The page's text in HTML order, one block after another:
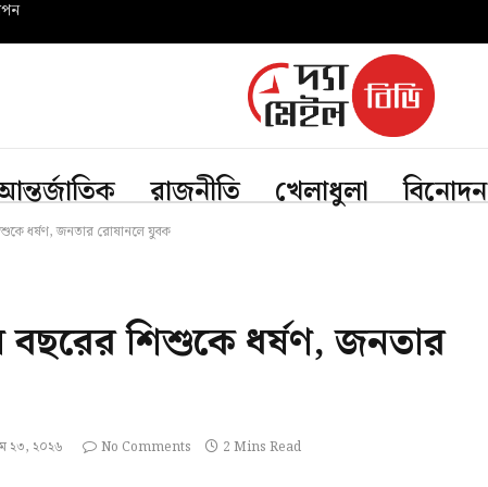
রাজনীতি খেলাধুলা বিনোদন
ধর্ষণ, জনতার রোষানলে যুবক
বছরের শিশুকে ধর্ষণ, জনতার
২৩, ২০২৬ No Comments 2 Mins Read